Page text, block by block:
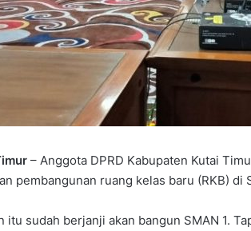
– Anggota DPRD Kabupaten Kutai
pembangunan ruang kelas baru (RKB) di
itu sudah berjanji akan bangun SMAN 1.